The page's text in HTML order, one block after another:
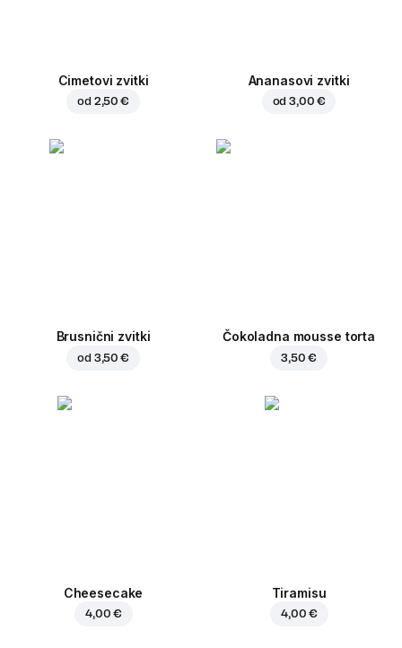
Cimetovi zvitki
od 2,50 €
Ananasovi zvitki
od3,00 €
Brusnični zvitki
od 3,50 €
Čokoladna mousse torta
3,50 €
Cheesecake
4,00 €
Tiramisu
4,00 €